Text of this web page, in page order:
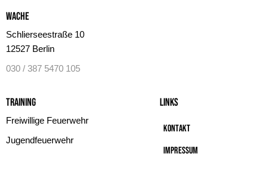
Wache
Schlierseestraße 10
12527 Berlin
030 / 387 5470 105
Training
Freiwillige Feuerwehr
Jugendfeuerwehr
Links
Kontakt
Impressum